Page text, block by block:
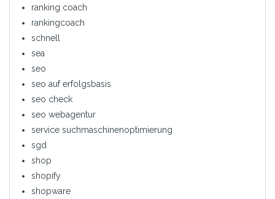
ranking coach
rankingcoach
schnell
sea
seo
seo auf erfolgsbasis
seo check
seo webagentur
service suchmaschinenoptimierung
sgd
shop
shopify
shopware